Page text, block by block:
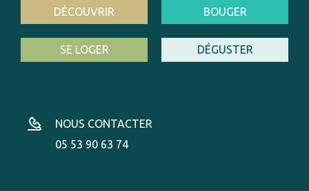
DÉCOUVRIR BOUGER
SE LOGER DÉGUSTER
NOUS CONTACTER
05 53 90 63 74